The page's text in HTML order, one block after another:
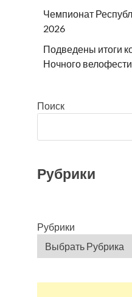
Чемпионат
2026
Подведены итоги
Ночного
Поиск
Рубрики
Рубрики